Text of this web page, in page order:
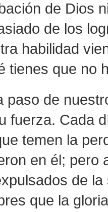
de Dios
de los
habilidad
tienes que no
paso de
fuerza. Cada
temen la
en él; pero
de
que la